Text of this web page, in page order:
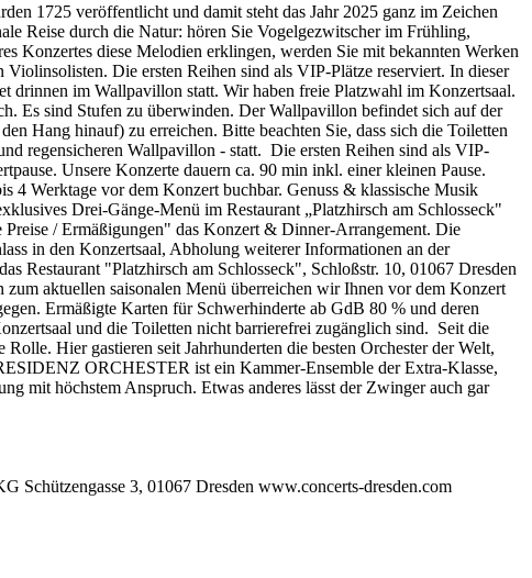
1725 veröffentlicht und damit steht das Jahr 2025 ganz im Zeichen
Reise durch die Natur: hören Sie Vogelgezwitscher im Frühling,
Konzertes diese Melodien erklingen, werden Sie mit bekannten Werken
Die ersten Reihen sind als VIP-Plätze reserviert. In dieser
drinnen im Wallpavillon statt. Wir haben freie Platzwahl im Konzertsaal.
Es sind Stufen zu überwinden. Der Wallpavillon befindet sich auf der
Hang hinauf) zu erreichen. Bitte beachten Sie, dass sich die Toiletten
regensicheren Wallpavillon - statt. Die ersten Reihen sind als VIP-
Unsere Konzerte dauern ca. 90 min inkl. einer kleinen Pause.
4 Werktage vor dem Konzert buchbar. Genuss & klassische Musik
Drei-Gänge-Menü im Restaurant „Platzhirsch am Schlosseck"
/ Ermäßigungen" das Konzert & Dinner-Arrangement. Die
in den Konzertsaal, Abholung weiterer Informationen an der
Restaurant "Platzhirsch am Schlosseck", Schloßstr. 10, 01067 Dresden
aktuellen saisonalen Menü überreichen wir Ihnen vor dem Konzert
Ermäßigte Karten für Schwerhinderte ab GdB 80 % und deren
und die Toiletten nicht barrierefrei zugänglich sind. Seit die
Hier gastieren seit Jahrhunderten die besten Orchester der Welt,
ORCHESTER ist ein Kammer-Ensemble der Extra-Klasse,
mit höchstem Anspruch. Etwas anderes lässt der Zwinger auch gar
3, 01067 Dresden www.concerts-dresden.com